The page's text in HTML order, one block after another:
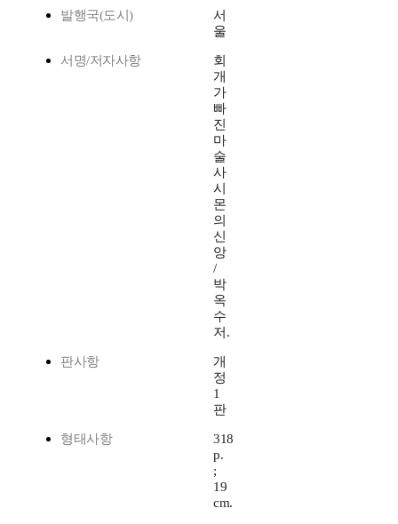
발행국(도시)
서
울
서명/저자사항
회
개
가
빠
진
마
술
사
시
몬
의
신
앙
/
박
옥
수
저.
판사항
개
정
1
판
형태사항
318
p.
;
19
cm.